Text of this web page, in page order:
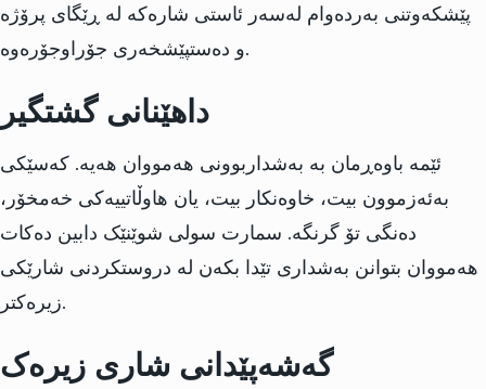
پێشکەوتنی بەردەوام لەسەر ئاستی شارەکە لە ڕێگای پرۆژە
و دەستپێشخەری جۆراوجۆرەوە.
داهێنانی گشتگیر
ئێمە باوەڕمان بە بەشداربوونی هەمووان هەیە. کەسێکی
بەئەزموون بیت، خاوەنکار بیت، یان هاوڵاتییەکی خەمخۆر،
دەنگی تۆ گرنگە. سمارت سولی شوێنێک دابین دەکات
هەمووان بتوانن بەشداری تێدا بکەن لە دروستکردنی شارێکی
زیرەکتر.
گەشەپێدانی شاری زیرەک